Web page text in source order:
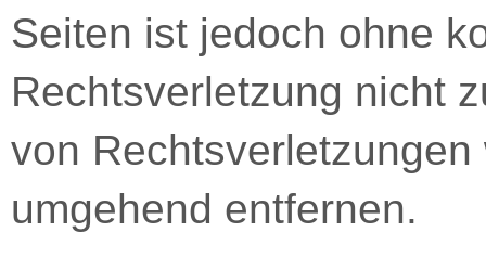
Seiten ist jedoch ohne
Rechtsverletzung nicht
von
umgehend entfernen.